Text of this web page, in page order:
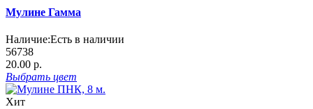
Мулине Гамма
Наличие:Есть в наличии
56738
20.00 р.
Выбрать цвет
Хит